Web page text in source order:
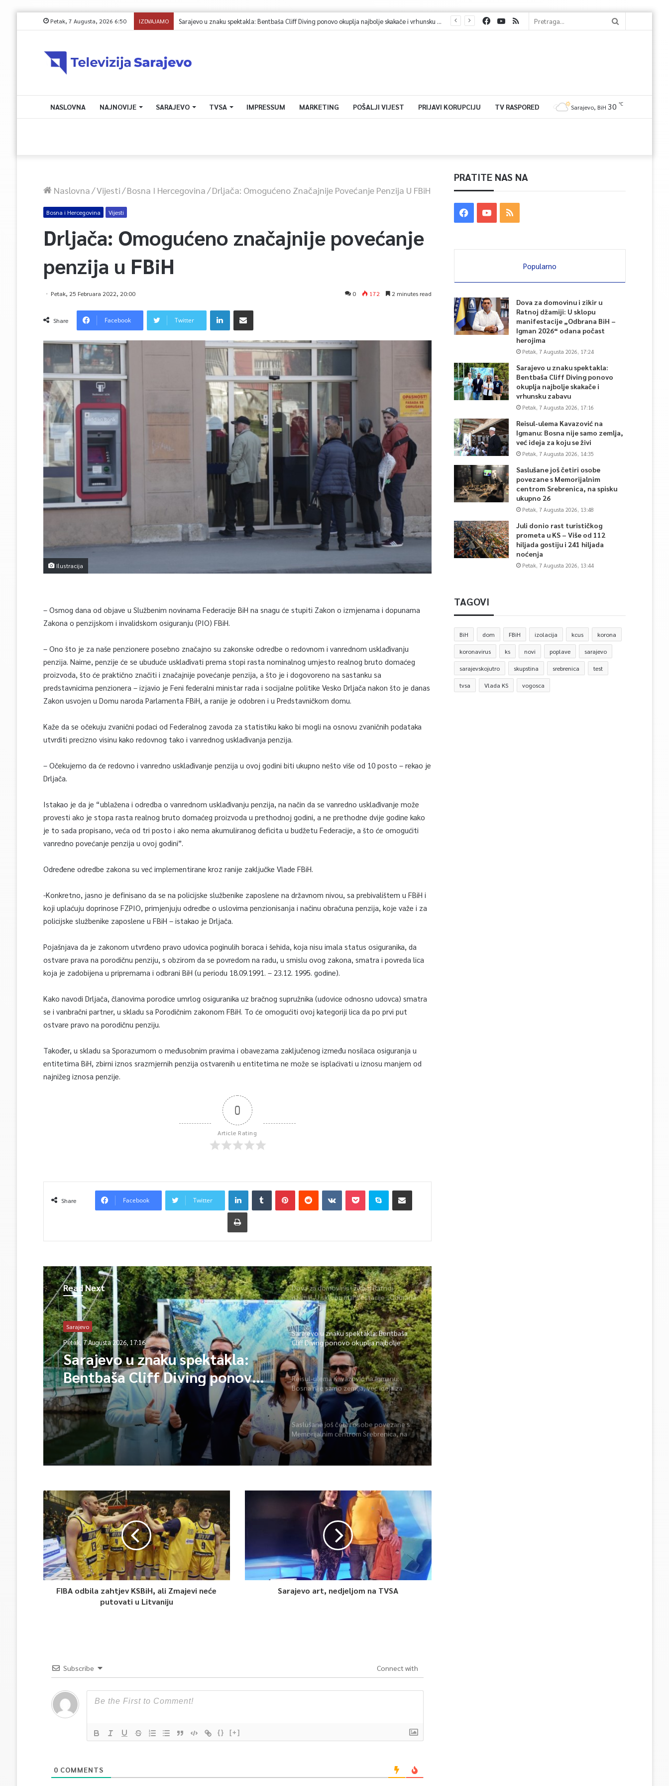
Petak, 7 Augusta, 2026 6:50 IZDVAJAMO
NASLOVNA NAJNOVIJE SARAJEVO TVSA IMPRESSUM MARKETING POŠALJI VIJEST PRIJAVI KORUPCIJU TV RASPORED Sarajevo, BiH 30 ℃
Naslovna/Vijesti/Bosna I Hercegovina/Drljača: Omogućeno Značajnije Povećanje Penzija U FBiH
Bosna i Hercegovina Vijesti
Drljača: Omogućeno značajnije povećanje
penzija u FBiH
Petak, 25 Februara 2022, 20:00 0 172 2 minutes read
Share Facebook Twitter
Ilustracija
– Osmog dana od objave u Službenim novinama Federacije BiH na snagu će stupiti Zakon o izmjenama i dopunama
Zakona o penzijskom i invalidskom osiguranju (PIO) FBiH.
– Ono što je za naše penzionere posebno značajno su zakonske odredbe o redovnom i vanrednom usklađivanju
penzija. Naime, penzije će se ubuduće usklađivati prema stopi rasta nominalnog umjesto realnog bruto domaćeg
proizvoda, što će praktično značiti i značajnije povećanje penzija, a što je i dogovoreno na sastanku sa
predstavnicima penzionera – izjavio je Feni federalni ministar rada i socijalne politike Vesko Drljača nakon što je danas
Zakon usvojen u Domu naroda Parlamenta FBiH, a ranije je odobren i u Predstavničkom domu.
Kaže da se očekuju zvanični podaci od Federalnog zavoda za statistiku kako bi mogli na osnovu zvaničnih podataka
utvrditi precizno visinu kako redovnog tako i vanrednog usklađivanja penzija.
– Očekujemo da će redovno i vanredno usklađivanje penzija u ovoj godini biti ukupno nešto više od 10 posto – rekao je
Drljača.
Istakao je da je “ublažena i odredba o vanrednom usklađivanju penzija, na način da se vanredno usklađivanje može
provesti ako je stopa rasta realnog bruto domaćeg proizvoda u prethodnoj godini, a ne prethodne dvije godine kako
je to sada propisano, veća od tri posto i ako nema akumuliranog deficita u budžetu Federacije, a što će omogućiti
vanredno povećanje penzija u ovoj godini”.
Određene odredbe zakona su već implementirane kroz ranije zaključke Vlade FBiH.
-Konkretno, jasno je definisano da se na policijske službenike zaposlene na državnom nivou, sa prebivalištem u FBiH i
koji uplaćuju doprinose FZPIO, primjenjuju odredbe o uslovima penzionisanja i načinu obračuna penzija, koje važe i za
policijske službenike zaposlene u FBiH – istakao je Drljača.
Pojašnjava da je zakonom utvrđeno pravo udovica poginulih boraca i šehida, koja nisu imala status osiguranika, da
ostvare prava na porodičnu penziju, s obzirom da se povredom na radu, u smislu ovog zakona, smatra i povreda lica
koja je zadobijena u pripremama i odbrani BiH (u periodu 18.09.1991. – 23.12. 1995. godine).
Kako navodi Drljača, članovima porodice umrlog osiguranika uz bračnog supružnika (udovice odnosno udovca) smatra
se i vanbračni partner, u skladu sa Porodičnim zakonom FBiH. To će omogućiti ovoj kategoriji lica da po prvi put
ostvare pravo na porodičnu penziju.
Također, u skladu sa Sporazumom o međusobnim pravima i obavezama zaključenog između nosilaca osiguranja u
entitetima BiH, zbirni iznos srazmjernih penzija ostvarenih u entitetima ne može se isplaćivati u iznosu manjem od
najnižeg iznosa penzije.
0
Article Rating
Share Facebook Twitter
Read Next
Sarajevo
Petak, 7 Augusta 2026, 17:16
Sarajevo u znaku spektakla:
Bentbaša Cliff Diving ponovo
okuplja najbolje skakače i
vrhunsku zabavu
Dova za domovinu i zikir u Ratnoj
džamiji: U sklopu manifestacije „Odbrana
BiH – Igman 2026“ odana počast
herojima
Sarajevo u znaku spektakla: Bentbaša
Cliff Diving ponovo okuplja najbolje
skakače i vrhunsku zabavu
Reisul-ulema Kavazović na Igmanu:
Bosna nije samo zemlja, već ideja za
koju se živi
Saslušane još četiri osobe povezane s
Memorijalnim centrom Srebrenica, na
spisku ukupno 26
FIBA odbila zahtjev KSBiH, ali Zmajevi neće
putovati u Litvaniju
Sarajevo art, nedjeljom na TVSA
Subscribe Connect with
{} [+]
0 COMMENTS
PRATITE NAS NA
Popularno
Dova za domovinu i zikir u
Ratnoj džamiji: U sklopu
manifestacije „Odbrana BiH –
Igman 2026“ odana počast
herojima
Petak, 7 Augusta 2026, 17:24
Sarajevo u znaku spektakla:
Bentbaša Cliff Diving ponovo
okuplja najbolje skakače i
vrhunsku zabavu
Petak, 7 Augusta 2026, 17:16
Reisul-ulema Kavazović na
Igmanu: Bosna nije samo zemlja,
već ideja za koju se živi
Petak, 7 Augusta 2026, 14:35
Saslušane još četiri osobe
povezane s Memorijalnim
centrom Srebrenica, na spisku
ukupno 26
Petak, 7 Augusta 2026, 13:48
Juli donio rast turističkog
prometa u KS – Više od 112
hiljada gostiju i 241 hiljada
noćenja
Petak, 7 Augusta 2026, 13:44
TAGOVI
BiH dom FBiH izolacija kcus korona
koronavirus ks novi poplave sarajevo
sarajevskojutro skupstina srebrenica test
tvsa Vlada KS vogosca